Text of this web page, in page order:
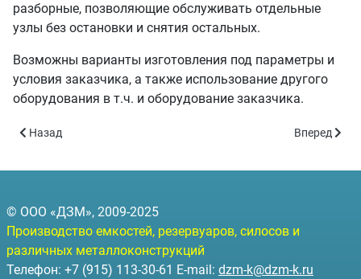
разборные, позволяющие обслуживать отдельные
узлы без остановки и снятия остальных.
Возможны варианты изготовления под параметры и
условия заказчика, а также использование другого
оборудования в т.ч. и оборудование заказчика.
Предыдущий: Модульная АЗС -50 (МАЗС-50 объём 50 куб.м)
Назад Следующий:
Вперед
© ООО «ДЗМ», 2009-2025
Производство емкостей, резервуаров, силосов и
различных металлоконструкций
Телефон: +7 (915) 113-30-61 E-mail: dzm-k@dzm-k.ru